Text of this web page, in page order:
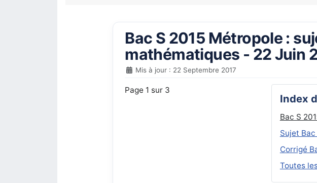
Bac S 2015 Métropole :
mathématiques - 22 Juin
Mis à jour : 22 Septembre 2017
Index
Bac S
Sujet Bac
Corrigé
Toutes
Page 1 sur 3